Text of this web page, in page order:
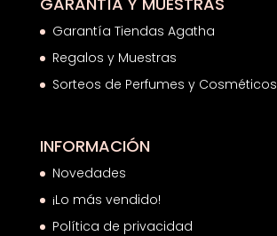
Garantía Tiendas Agatha
Regalos y Muestras
Sorteos de Perfumes y Cosméticos
INFORMACIÓN
Novedades
¡Lo más vendido!
Política de privacidad